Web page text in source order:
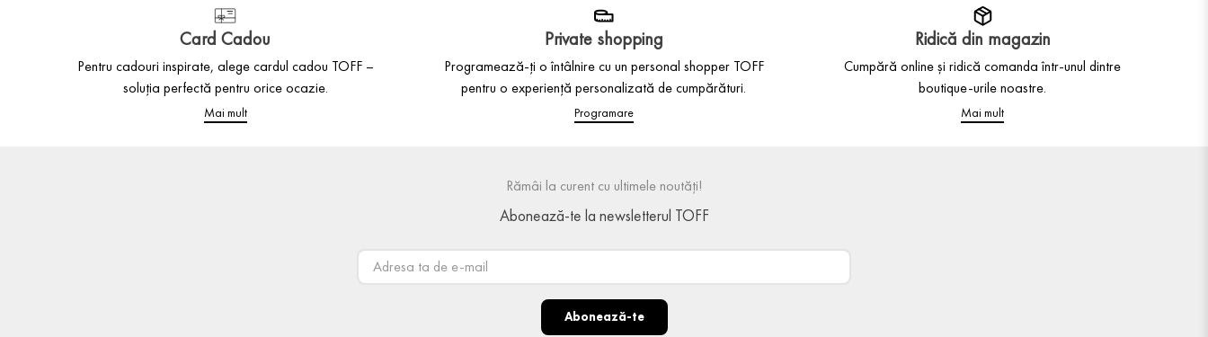
Card Cadou
Pentru cadouri inspirate, alege cardul cadou TOFF –
soluția perfectă pentru orice ocazie.
Mai mult
Private shopping
Programează-ți o întâlnire cu un personal shopper TOFF
pentru o experiență personalizată de cumpărături.
Programare
Ridică din magazin
Cumpără online și ridică comanda într-unul dintre
boutique-urile noastre.
Mai mult
Rămâi la curent cu ultimele noutăți!
Abonează-te la newsletterul TOFF
Abonează-te